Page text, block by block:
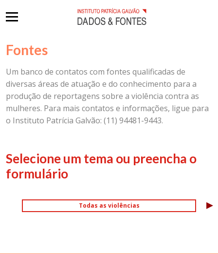
Fontes
Um banco de contatos com fontes qualificadas de
diversas áreas de atuação e do conhecimento para a
produção de reportagens sobre a violência contra as
mulheres. Para mais contatos e informações, ligue para
o Instituto Patrícia Galvão: (11) 94481-9443.
Selecione um tema ou preencha o
formulário
▸
Todas as violências